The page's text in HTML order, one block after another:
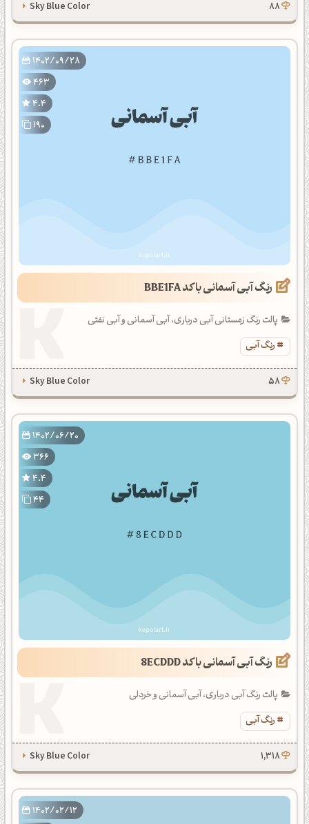
88
Sky Blue Color
1402/09/28
463
4.4
190
رنگ آبی آسمانی با کد BBE1FA
پالت رنگ زمستانی آبی درباری، آبی آسمانی و آبی نفتی
رنگ آبی
58
Sky Blue Color
1402/06/20
366
4.4
44
رنگ آبی آسمانی با کد 8ECDDD
پالت رنگ آبی درباری، آبی آسمانی و خردلی
رنگ آبی
1,318
Sky Blue Color
1402/02/12